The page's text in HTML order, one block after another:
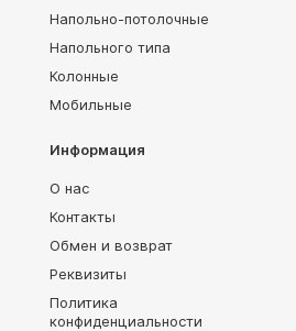
Напольно-потолочные
Напольного типа
Колонные
Мобильные
Информация
О нас
Контакты
Обмен и возврат
Реквизиты
Политика
конфиденциальности